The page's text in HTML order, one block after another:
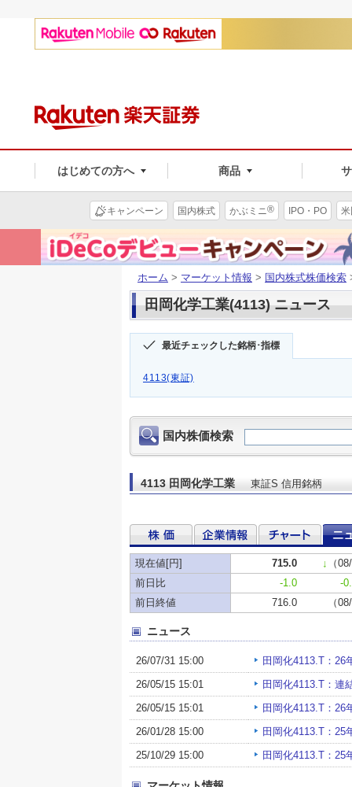
はじめての方へ 商品
キャンペーン 国内株式 かぶミニ® IPO・PO
ホーム > マーケット情報 > 国内株式株価検索
田岡化学工業(4113) ニュース
最近チェックした銘柄･指標
4113(東証)